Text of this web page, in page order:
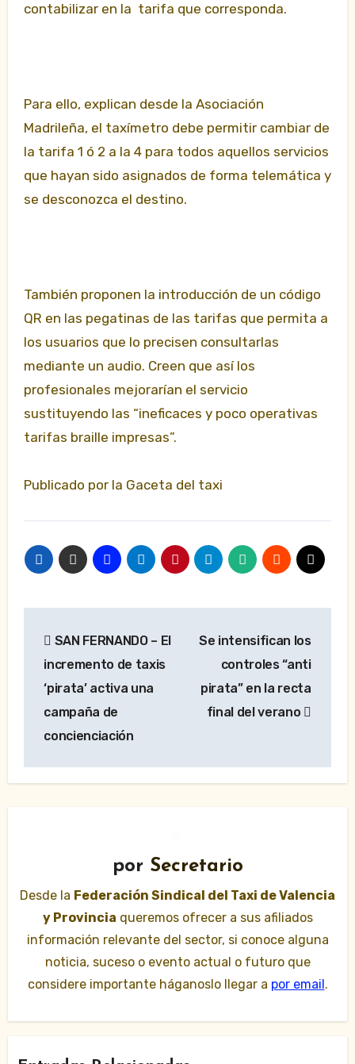
contabilizar en la tarifa que corresponda.
Para ello, explican desde la Asociación
Madrileña, el taxímetro debe permitir cambiar de
la tarifa 1 ó 2 a la 4 para todos aquellos servicios
que hayan sido asignados de forma telemática y
se desconozca el destino.
También proponen la introducción de un código
QR en las pegatinas de las tarifas que permita a
los usuarios que lo precisen consultarlas
mediante un audio. Creen que así los
profesionales mejorarían el servicio
sustituyendo las “ineficaces y poco operativas
tarifas braille impresas”.
Publicado por la Gaceta del taxi
de
entradas
SAN FERNANDO – El
incremento de taxis
‘pirata’ activa una
campaña de
concienciación
Se intensifican los
controles “anti
pirata” en la recta
final del verano
por Secretario
Desde la Federación Sindical del Taxi de Valencia
y Provincia queremos ofrecer a sus afiliados
información relevante del sector, si conoce alguna
noticia, suceso o evento actual o futuro que
considere importante háganoslo llegar a por email.